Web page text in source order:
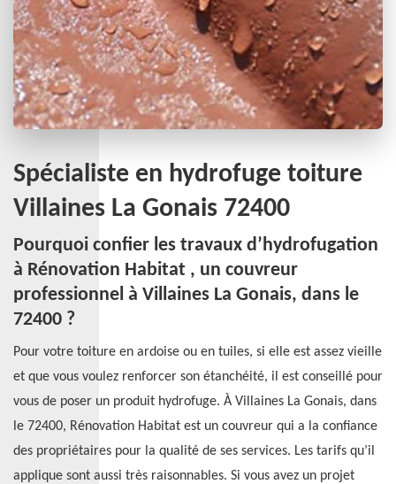
Spécialiste en hydrofuge toiture
Villaines La Gonais 72400
Pourquoi confier les travaux d’hydrofugation
à Rénovation Habitat , un couvreur
professionnel à Villaines La Gonais, dans le
72400 ?
Pour votre toiture en ardoise ou en tuiles, si elle est assez vieille
et que vous voulez renforcer son étanchéité, il est conseillé pour
vous de poser un produit hydrofuge. À Villaines La Gonais, dans
le 72400, Rénovation Habitat est un couvreur qui a la confiance
des propriétaires pour la qualité de ses services. Les tarifs qu’il
applique sont aussi très raisonnables. Si vous avez un projet